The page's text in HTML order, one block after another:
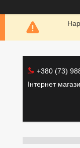
+380 (73)
Інтернет